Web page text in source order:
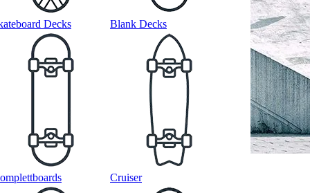
Decks Blank Decks
Cruiser